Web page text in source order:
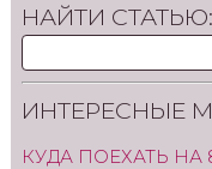
НАЙТИ СТАТЬЮ:
ИНТЕРЕСНЫЕ
КУДА ПОЕХАТЬ НА